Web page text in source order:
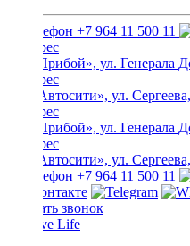
+7 964 11 500 11
ТЦ «Прибой», ул. Генерала
ТЦ «Автосити», ул.
ТЦ «Прибой», ул. Генерала
ТЦ «Автосити», ул.
+7 964 11 500 11
Заказать звонок